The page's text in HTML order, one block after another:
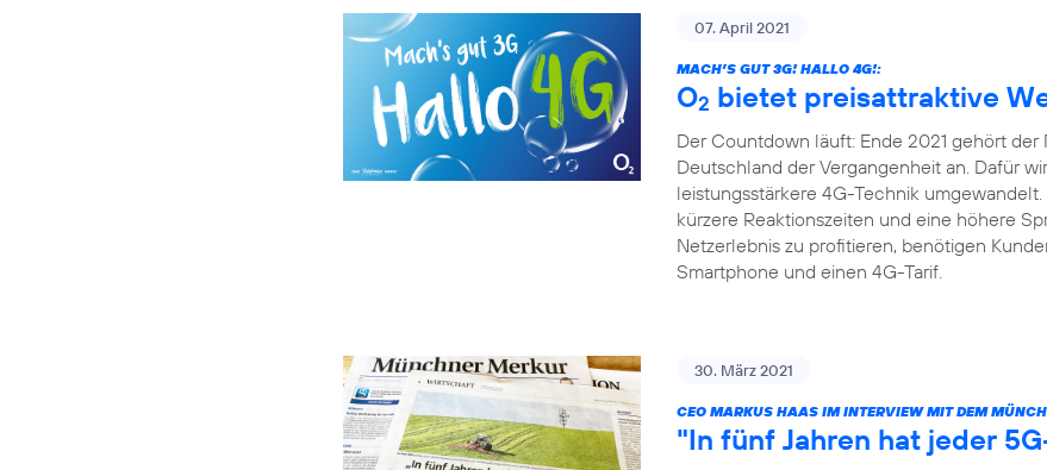
07. April 2021
MACH’S GUT 3G! HALLO 4G!:
O2 bietet preisattraktive
Der Countdown läuft: Ende 2021 gehört
Deutschland der Vergangenheit an. Dafür
leistungsstärkere 4G-Technik
kürzere Reaktionszeiten und eine höhere
Netzerlebnis zu profitieren, benötigen
Smartphone und einen 4G-Tarif.
30. März 2021
CEO MARKUS HAAS IM INTERVIEW MIT DEM
"In fünf Jahren hat jeder